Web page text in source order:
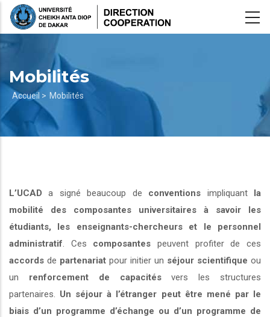
Aller
Mobilités
Fil
d'Ariane
Accueil > Mobilités
L’UCAD a signé beaucoup de conventions impliquant la
mobilité des composantes universitaires à savoir les
étudiants, les enseignants-chercheurs et le personnel
administratif . Ces composantes peuvent profiter de ces
accords de partenariat pour initier un séjour scientifique ou
un renforcement de capacitésvers les structures
partenaires. Un séjour à l’étranger peut être mené par le
biais d’un programme d’échange ou d’un programme de